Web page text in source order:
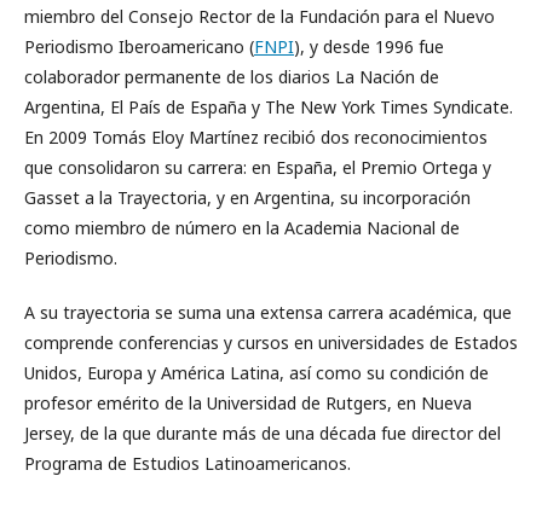
miembro del Consejo Rector de la Fundación para el Nuevo
Periodismo Iberoamericano (FNPI), y desde 1996 fue
colaborador permanente de los diarios La Nación de
Argentina, El País de España y The New York Times Syndicate.
En 2009 Tomás Eloy Martínez recibió dos reconocimientos
que consolidaron su carrera: en España, el Premio Ortega y
Gasset a la Trayectoria, y en Argentina, su incorporación
como miembro de número en la Academia Nacional de
Periodismo.
A su trayectoria se suma una extensa carrera académica, que
comprende conferencias y cursos en universidades de Estados
Unidos, Europa y América Latina, así como su condición de
profesor emérito de la Universidad de Rutgers, en Nueva
Jersey, de la que durante más de una década fue director del
Programa de Estudios Latinoamericanos.